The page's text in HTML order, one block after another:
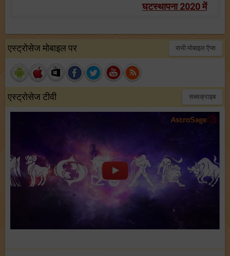
घटस्थापना 2020 में
एस्ट्रोसेज मोबाइल पर सभी मोबाइल ऍप्स
एस्ट्रोसेज टीवी सब्सक्राइब